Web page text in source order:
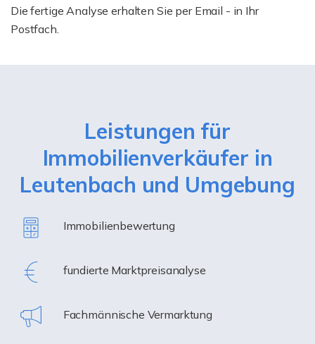
Die fertige Analyse erhalten Sie per Email - in Ihr
Postfach.
Leistungen für
Immobilienverkäufer in
Leutenbach und Umgebung
Immobilienbewertung
fundierte Marktpreisanalyse
Fachmännische Vermarktung